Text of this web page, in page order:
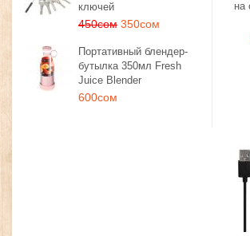
ключей
450сом 350сом
Портативный блендер-
бутылка 350мл Fresh
Juice Blender
600сом
на